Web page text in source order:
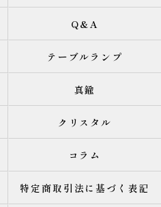
Q&A
テーブルランプ
真鍮
クリスタル
コラム
特定商取引法に基づく表記